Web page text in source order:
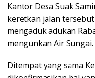
Kantor Desa Suak
keretkan jalan
mengaduk adukan
mengunkan Air Sungai.
Ditempat yang sama